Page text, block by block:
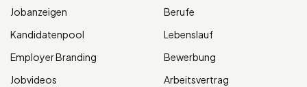
Jobanzeigen
Kandidatenpool
Employer Branding
Jobvideos
Berufe
Lebenslauf
Bewerbung
Arbeitsvertrag